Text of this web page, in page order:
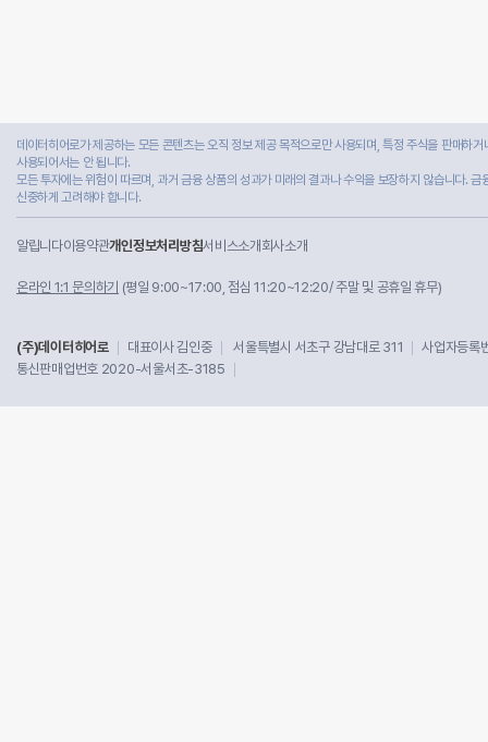
데이터히어로가 제공하는 모든 콘텐츠는 오직 정보 제공 목적으로만 사용되며, 특정 주식을 판매하
사용되어서는 안 됩니다.
모든 투자에는 위험이 따르며, 과거 금융 상품의 성과가 미래의 결과나 수익을 보장하지 않습니다.
신중하게 고려해야 합니다.
알립니다이용약관개인정보처리방침서비스소개 회사소개
온라인 1:1 문의하기 (평일 9:00~17:00, 점심 11:20~12:20/ 주말 및 공휴일 휴무)
(주)데이터히어로 대표이사 김인중 서울특별시 서초구 강남대로 311
사업자등
통신판매업번호 2020-서울서초-3185